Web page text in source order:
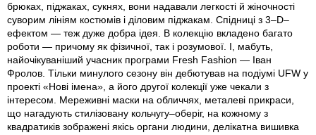
брюках, піджаках, сукнях, вони надавали легкості й жіночності
суворим лініям костюмів і діловим піджакам. Спідниці з 3–D–
ефектом — теж дуже добра ідея. В колекцію вкладено багато
роботи — причому як фізичної, так і розумової. І, мабуть,
найочікуваніший учасник програми Fresh Fashion — Іван
Фролов. Тільки минулого сезону він дебютував на подіумі UFW у
проекті «Нові імена», а його другої колекції уже чекали з
інтересом. Мереживні маски на обличчях, металеві прикраси,
що нагадують стилізовану кольчугу–оберіг, на кожному з
квадратиків зображені якісь органи людини, делікатна вишивка